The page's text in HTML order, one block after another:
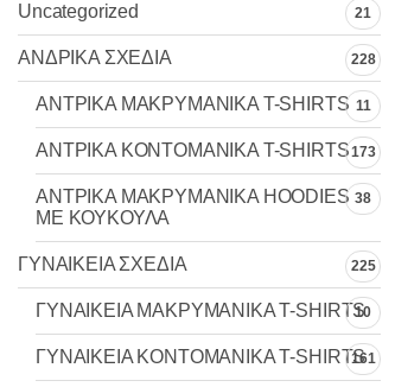
Uncategorized 21
ΑΝΔΡΙΚΑ ΣΧΕΔΙΑ 228
ΑΝΤΡΙΚΑ MAKΡYMANIKA T-SHIRTS 11
ΑΝΤΡΙΚΑ ΚΟΝΤΟΜΑΝΙΚΑ T-SHIRTS173
ΑΝΤΡΙΚΑ ΜΑΚΡΥΜΑΝΙΚΑ HOODIES
ΜΕ ΚΟΥΚΟΥΛΑ
38
ΓΥΝΑΙΚΕΙΑ ΣΧΕΔΙΑ 225
ΓΥΝΑΙΚΕΙΑ MAKΡYMANIKA T-SHIRTS
10
ΓΥΝΑΙΚΕΙΑ ΚΟΝΤΟΜΑΝΙΚΑ T-SHIRTS161